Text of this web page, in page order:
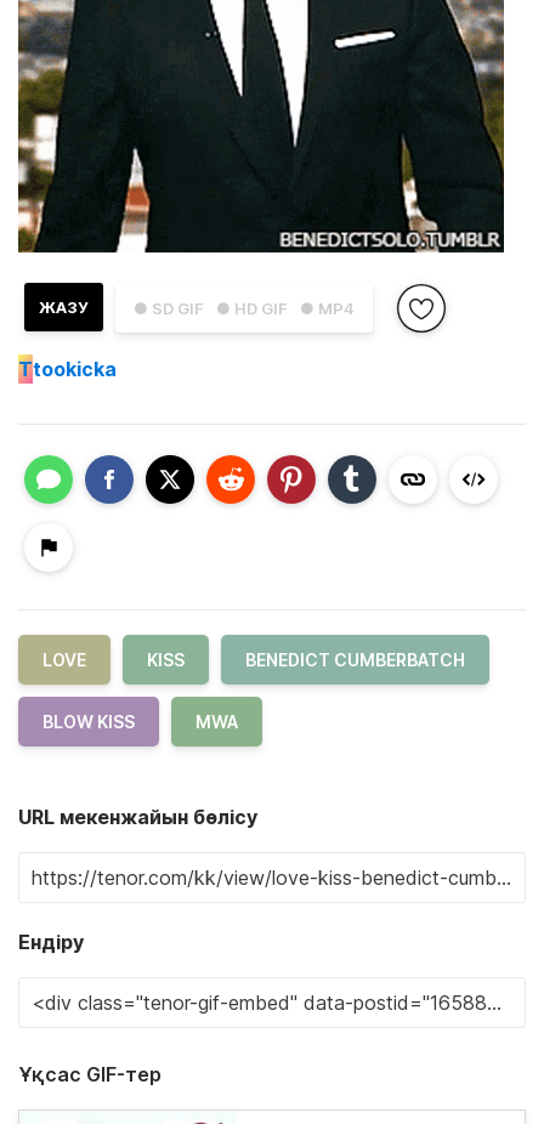
● SD GIF ● HD GIF ● MP4
ЖАЗУ
Ttookicka
LOVE KISS BENEDICT CUMBERBATCH
BLOW KISS MWA
URL мекенжайын бөлісу
Ендіру
Ұқсас GIF-тер